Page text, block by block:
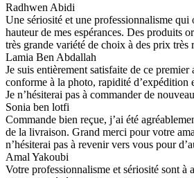
Radhwen Abidi
Une sériosité et une professionnalisme qui
hauteur de mes espérances. Des produits
très grande variété de choix à des prix très
Lamia Ben Abdallah
Je suis entièrement satisfaite de ce
conforme à la photo, rapidité d’expédition
Je n’hésiterai pas à commander de
Sonia ben lotfi
Commande bien reçue, j’ai été
de la livraison. Grand merci pour votre
n’hésiterai pas à revenir vers vous pour
Amal Yakoubi
Votre professionnalisme et sériosité sont à